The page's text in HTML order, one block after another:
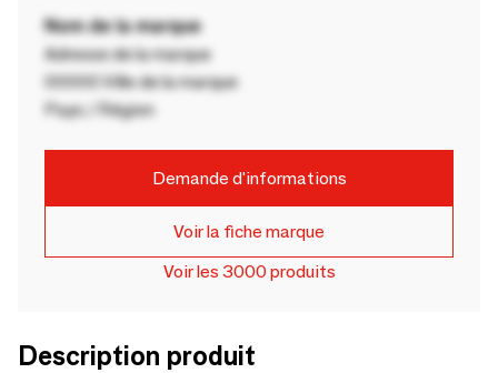
Nom de la marque
Adresse de la marque
00000 Ville de la marque
Pays / Région
Demande d'informations
Voir la fiche marque
Voir les 3000 produits
Description produit